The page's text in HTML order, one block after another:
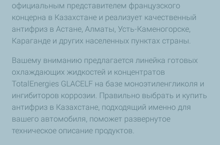
официальным представителем французского
концерна в Казахстане и реализует качественный
антифриз в Астане, Алматы, Усть-Каменогорске,
Караганде и других населенных пунктах страны.
Вашему вниманию предлагается линейка готовых
охлаждающих жидкостей и концентратов
TotalEnergies GLACELF на базе моноэтиленгликоля и
ингибиторов коррозии. Правильно выбрать и купить
антифриз в Казахстане, подходящий именно для
вашего автомобиля, поможет развернутое
техническое описание продуктов.